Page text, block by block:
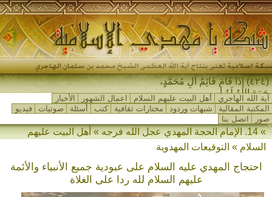
(٤٢٤) إِذَا قَامَ قَائِمُ آلِ مُحَمَّدٍ،
جَمَعَ اللهُ لَهُ أَهْلَ_
آية الله الهاجري أهل البيت عليهم السلام اعمال الشهور
الأخبار
المكتبة المقالية
شبهات وردود مختارات ثقافية كتب أسئلة صوتيات
فيديو
صور
اتصل بنا
» 14. الإمام الحجة المهدي عجل الله فرجه » أهل البيت عليهم
السلام » التوقيعات المهدوية
احتجاج المهدي عليه السلام على عبودية جميع الأنبياء والأئمة
عليهم السلام لله ردا على الغلاة